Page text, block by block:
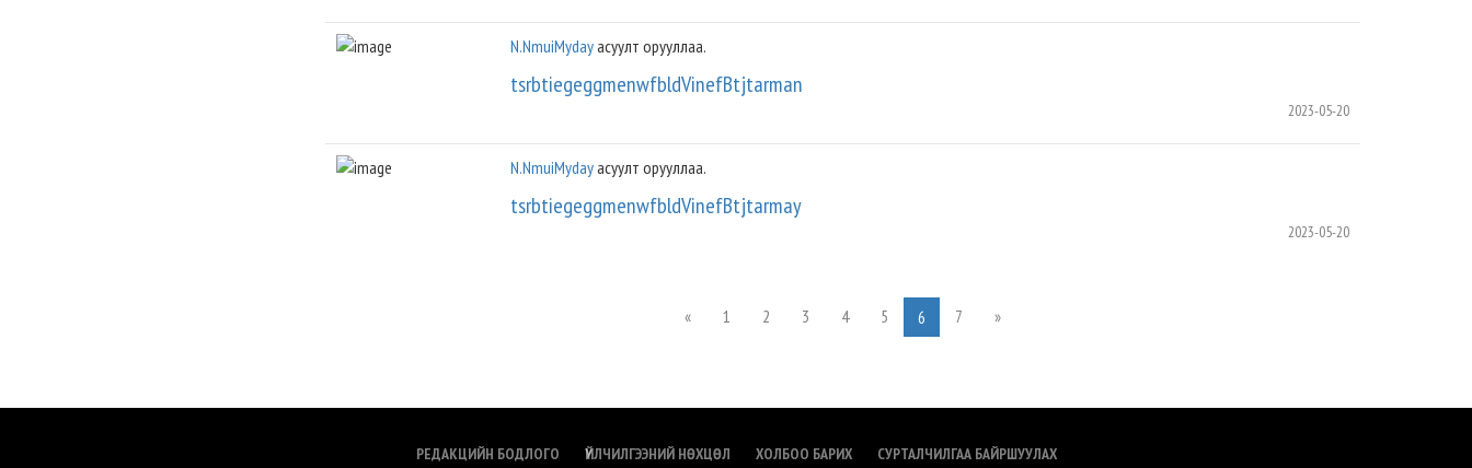
N.NmuiMydayасуулт орууллаа.
tsrbtiegeggmenwfbldVinefBtjtarman
2023-05-20
N.NmuiMydayасуулт орууллаа.
tsrbtiegeggmenwfbldVinefBtjtarmay
2023-05-20
« 1 2 3 4 5 6 7 »
РЕДАКЦИЙН БОДЛОГО ҮЙЛЧИЛГЭЭНИЙ НӨХЦӨЛ ХОЛБОО БАРИХ СУРТАЛЧИЛГАА БАЙРШУУЛАХ